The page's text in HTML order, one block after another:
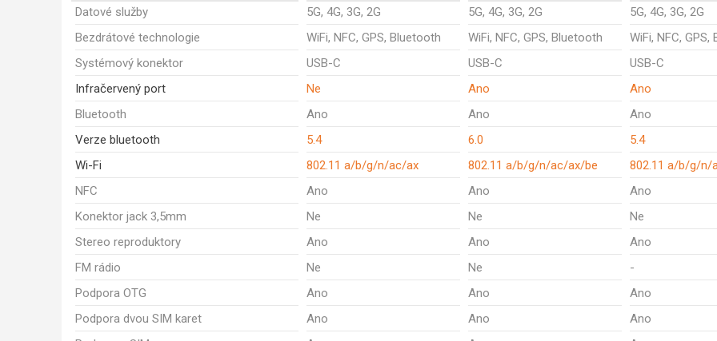
Datové služby
5G, 4G, 3G, 2G 5G, 4G, 3G, 2G
5G, 4G, 3G, 2G
Bezdrátové technologie
WiFi, NFC, GPS, Bluetooth WiFi, NFC, GPS, Bluetooth
WiFi, NFC, GPS,
Systémový konektor
USB-C USB-C
USB-C
Infračervený port
Ne Ano
Ano
Bluetooth
Ano Ano
Ano
Verze bluetooth
5.4 6.0
5.4
Wi-Fi
802.11 a/b/g/n/ac/ax 802.11 a/b/g/n/ac/ax/be
802.11 a/b/g/n/
NFC
Ano Ano
Ano
Konektor jack 3,5mm
Ne Ne
Ne
Stereo reproduktory
Ano Ano
Ano
FM rádio
Ne Ne
-
Podpora OTG
Ano Ano
Ano
Podpora dvou SIM karet
Ano Ano
Ano